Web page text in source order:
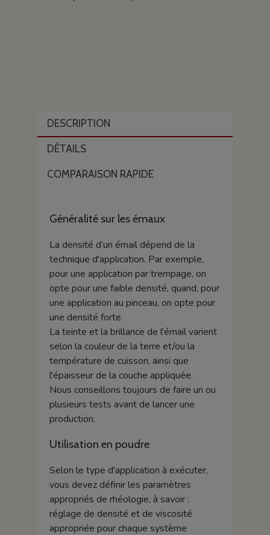
DESCRIPTION
DÉTAILS
COMPARAISON RAPIDE
Généralité sur les émaux
La densité d’un émail dépend de la
technique d'application. Par exemple,
pour une application par trempage, on
opte pour une faible densité, quand, pour
une application au pinceau, on opte pour
une densité forte.
La teinte et la brillance de l'émail varient
selon la couleur de la terre et/ou la
température de cuisson, ainsi que
l'épaisseur de la couche appliquée.
Nous conseillons toujours de faire un ou
plusieurs tests avant de lancer une
production.
Utilisation en poudre
Selon le type d'application à exécuter,
vous devez définir les paramètres
appropriés de rhéologie, à savoir :
réglage de densité et de viscosité
appropriée pour chaque système